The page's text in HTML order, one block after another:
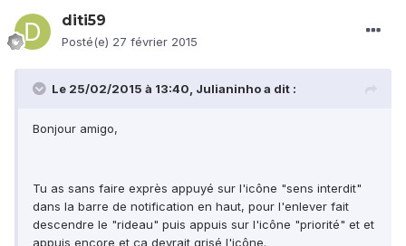
diti59
Posté(e) 27 février 2015
Le 25/02/2015 à 13:40, Julianinho a dit :
Bonjour amigo,
Tu as sans faire exprès appuyé sur l'icône "sens interdit"
dans la barre de notification en haut, pour l'enlever fait
descendre le "rideau" puis appuis sur l'icône "priorité" et et
appuis encore et ça devrait grisé l'icône.